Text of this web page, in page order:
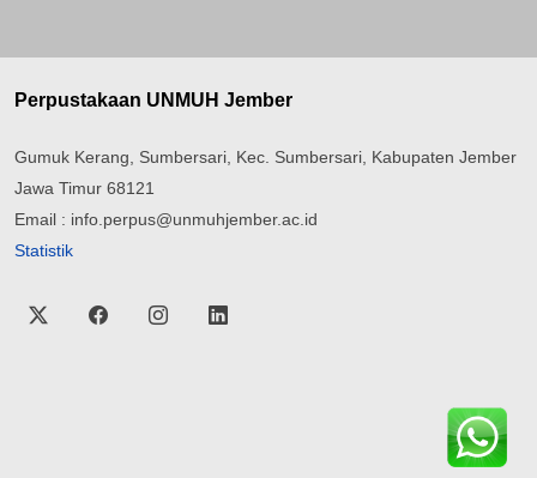
Perpustakaan UNMUH Jember
Gumuk Kerang, Sumbersari, Kec. Sumbersari, Kabupaten Jember
Jawa Timur 68121
Email : info.perpus@unmuhjember.ac.id
Statistik